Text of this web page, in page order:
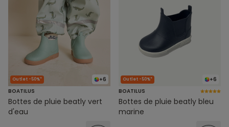
+6
Outlet -50%*
BOATILUS
Bottes de pluie beatly vert
d'eau
+6
Outlet -50%*
BOATILUS
Bottes de pluie beatly bleu
marine